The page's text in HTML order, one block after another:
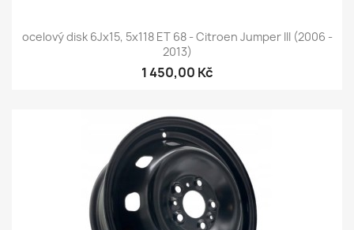
ocelový disk 6Jx15, 5x118 ET 68 - Citroen Jumper III (2006 -
2013)
1 450,00 Kč